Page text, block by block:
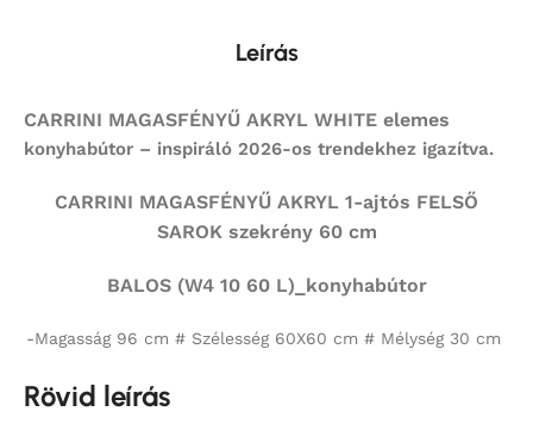
Leírás
CARRINI MAGASFÉNYŰ AKRYL WHITE elemes
konyhabútor – inspiráló 2026-os trendekhez igazítva.
CARRINI MAGASFÉNYŰ AKRYL 1-ajtós FELSŐ
SAROK szekrény 60 cm
BALOS (W4 10 60 L)_konyhabútor
-Magasság 96 cm # Szélesség 60X60 cm # Mélység 30 cm
Rövid leírás